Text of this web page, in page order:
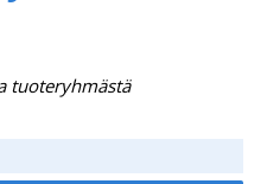
tuoteryhmästä